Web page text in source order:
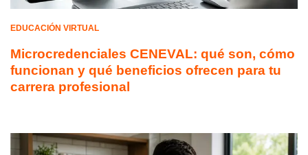
EDUCACIÓN VIRTUAL
Microcredenciales CENEVAL: qué son, cómo
funcionan y qué beneficios ofrecen para tu
carrera profesional